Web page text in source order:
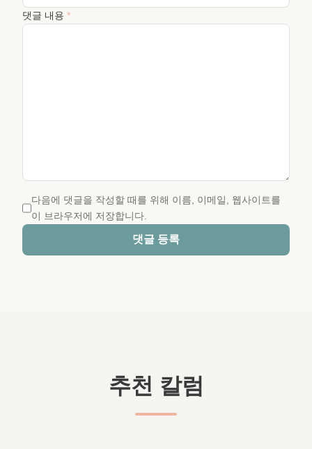
댓글 내용 *
다음에 댓글을 작성할 때를 위해 이름, 이메일, 웹사이트를
이 브라우저에 저장합니다.
댓글 등록
추천 칼럼